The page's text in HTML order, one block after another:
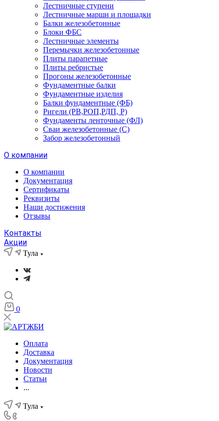
Лестничные ступени
Лестничные марши и площадки
Балки железобетонные
Блоки ФБС
Лестничные элементы
Перемычки железобетонные
Плиты парапетные
Плиты ребристые
Прогоны железобетонные
Фундаментные балки
Фундаментные изделия
Балки фундаментные (ФБ)
Ригели (РВ,РОП,РДП, Р)
Фундаменты ленточные (ФЛ)
Сваи железобетонные (С)
Забор железобетонный
О компании
О компании
Документация
Сертификаты
Реквизиты
Наши достижения
Отзывы
Контакты
Акции
Тула
0
Оплата
Доставка
Документация
Новости
Статьи
...
Тула